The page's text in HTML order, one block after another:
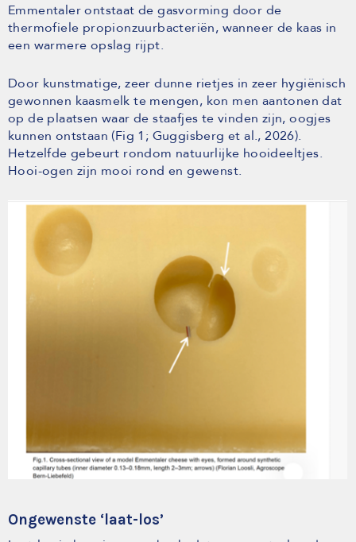
Emmentaler ontstaat de gasvorming door de
thermofiele propionzuurbacteriën, wanneer de kaas in
een warmere opslag rijpt.
Door kunstmatige, zeer dunne rietjes in zeer hygiënisch
gewonnen kaasmelk te mengen, kon men aantonen dat
op de plaatsen waar de staafjes te vinden zijn, oogjes
kunnen ontstaan (Fig 1; Guggisberg et al., 2026).
Hetzelfde gebeurt rondom natuurlijke hooideeltjes.
Hooi-ogen zijn mooi rond en gewenst.
Ongewenste ‘laat-los’